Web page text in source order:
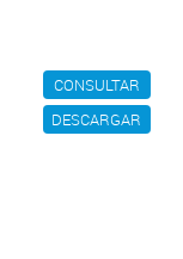
CONSULTAR
DESCARGAR